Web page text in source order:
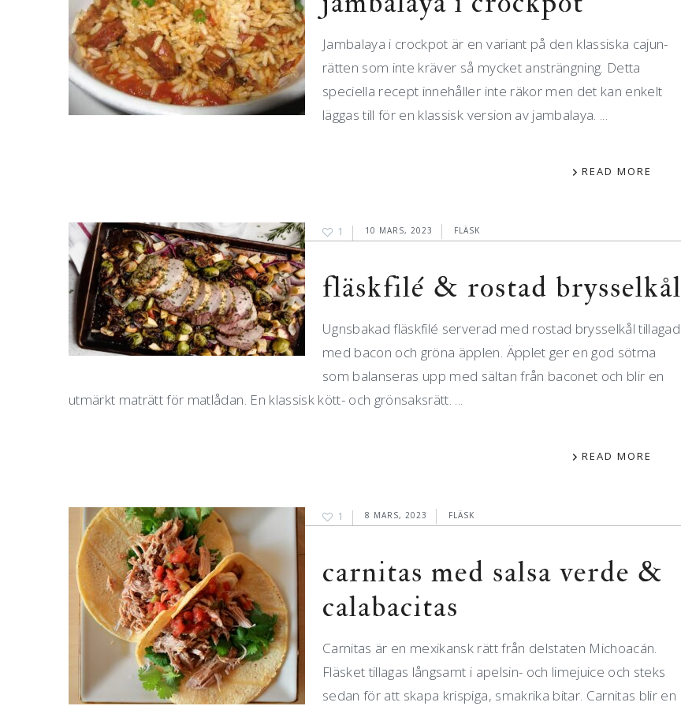
Jambalaya i crockpot är en variant på den klassiska cajun-
rätten som inte kräver så mycket ansträngning. Detta
speciella recept innehåller inte räkor men det kan enkelt
läggas till för en klassisk version av jambalaya. ...
READ MORE
1 10 MARS, 2023 FLÄSK
fläskfilé & rostad brysselkål
Ugnsbakad fläskfilé serverad med rostad brysselkål tillagad
med bacon och gröna äpplen. Äpplet ger en god sötma
som balanseras upp med sältan från baconet och blir en
utmärkt maträtt för matlådan. En klassisk kött- och grönsaksrätt. ...
READ MORE
1 8 MARS, 2023 FLÄSK
carnitas med salsa verde &
calabacitas
Carnitas är en mexikansk rätt från delstaten Michoacán.
Fläsket tillagas långsamt i apelsin- och limejuice och steks
sedan för att skapa krispiga, smakrika bitar. Carnitas blir en